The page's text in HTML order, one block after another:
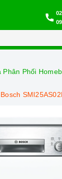
Phối